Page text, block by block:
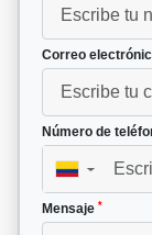
Correo
Número de
▼
Mensaje *